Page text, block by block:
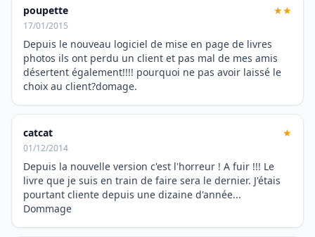
poupette ★★
17/01/2015
Depuis le nouveau logiciel de mise en page de livres
photos ils ont perdu un client et pas mal de mes amis
désertent également!!!! pourquoi ne pas avoir laissé le
choix au client?domage.
catcat ★
01/12/2014
Depuis la nouvelle version c'est l'horreur ! A fuir !!! Le
livre que je suis en train de faire sera le dernier. J'étais
pourtant cliente depuis une dizaine d'année...
Dommage